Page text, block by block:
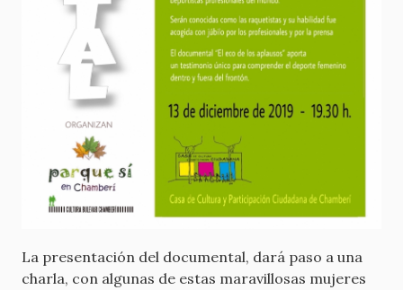
La presentación del documental, dará paso a una
charla, con algunas de estas maravillosas mujeres